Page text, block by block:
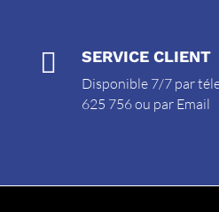
 SERVICE CLIENT
Disponible 7/7 par
625 756 ou par Email